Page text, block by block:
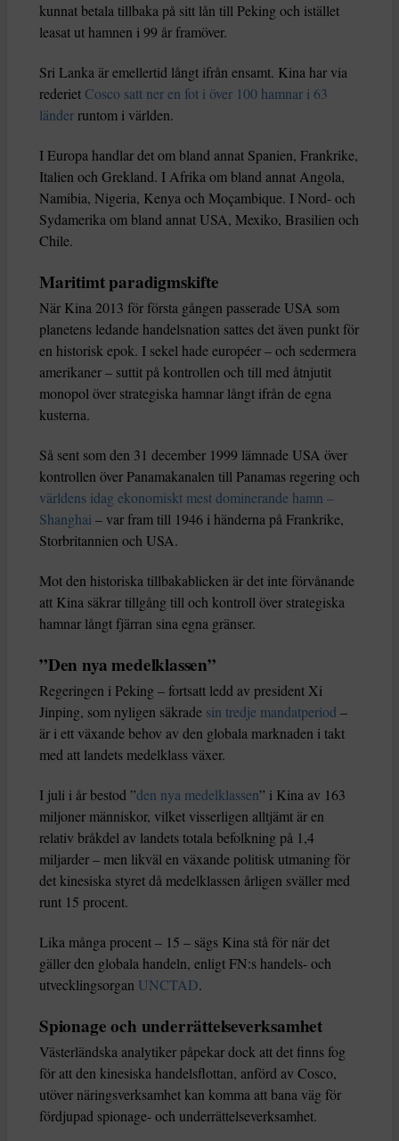
kunnat betala tillbaka på sitt lån till Peking och istället
leasat ut hamnen i 99 år framöver.
Sri Lanka är emellertid långt ifrån ensamt. Kina har via
rederietCosco satt ner en fot i över 100 hamnar i 63
länderruntom i världen.
I Europa handlar det om bland annat Spanien, Frankrike,
Italien och Grekland. I Afrika om bland annat Angola,
Namibia, Nigeria, Kenya och Moçambique. I Nord- och
Sydamerika om bland annat USA, Mexiko, Brasilien och
Chile.
Maritimt paradigmskifte
När Kina 2013 för första gången passerade USA som
planetens ledande handelsnation sattes det även punkt för
en historisk epok. I sekel hade européer – och sedermera
amerikaner – suttit på kontrollen och till med åtnjutit
monopol över strategiska hamnar långt ifrån de egna
kusterna.
Så sent som den 31 december 1999 lämnade USA över
kontrollen över Panamakanalen till Panamas regering och
världens idag ekonomiskt mest dominerande hamn –
Shanghai – var fram till 1946 i händerna på Frankrike,
Storbritannien och USA.
Mot den historiska tillbakablicken är det inte förvånande
att Kina säkrar tillgång till och kontroll över strategiska
hamnar långt fjärran sina egna gränser.
”Den nya medelklassen”
Regeringen i Peking – fortsatt ledd av president Xi
Jinping, som nyligen säkrade sin tredje mandatperiod –
är i ett växande behov av den globala marknaden i takt
med att landets medelklass växer.
I juli i år bestod ”den nya medelklassen” i Kina av 163
miljoner människor, vilket visserligen alltjämt är en
relativ bråkdel av landets totala befolkning på 1,4
miljarder – men likväl en växande politisk utmaning för
det kinesiska styret då medelklassen årligen sväller med
runt 15 procent.
Lika många procent – 15 – sägs Kina stå för när det
gäller den globala handeln, enligt FN:s handels- och
utvecklingsorgan UNCTAD.
Spionage och underrättelseverksamhet
Västerländska analytiker påpekar dock att det finns fog
för att den kinesiska handelsflottan, anförd av Cosco,
utöver näringsverksamhet kan komma att bana väg för
fördjupad spionage- och underrättelseverksamhet.